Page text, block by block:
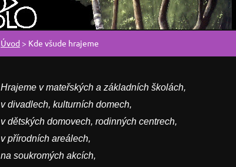
Úvod > Kde všude hrajeme
Hrajeme v mateřských a základních školách,
v divadlech, kulturních domech,
v dětských domovech, rodinných centrech,
v přírodních areálech,
na soukromých akcích,